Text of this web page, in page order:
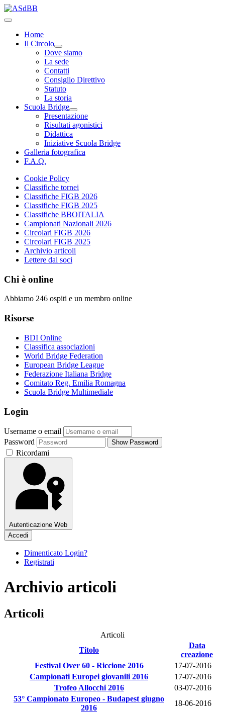
Home
Il Circolo
Dove siamo
La sede
Contatti
Consiglio Direttivo
Statuto
La storia
Scuola Bridge
Presentazione
Risultati agonistici
Didattica
Iniziative Scuola Bridge
Galleria fotografica
F.A.Q.
Cookie Policy
Classifiche tornei
Classifiche FIGB 2026
Classifiche FIGB 2025
Classifiche BBOITALIA
Campionati Nazionali 2026
Circolari FIGB 2026
Circolari FIGB 2025
Archivio articoli
Lettere dai soci
Chi è online
Abbiamo 246 ospiti e un membro online
Risorse
BDI Online
Classifica associazioni
World Bridge Federation
European Bridge League
Federazione Italiana Bridge
Comitato Reg. Emilia Romagna
Scuola Bridge Multimediale
Login
Username o email
Password
Show Password
Ricordami
Autenticazione Web
Accedi
Dimenticato Login?
Registrati
Archivio articoli
Articoli
Articoli
Titolo
Data
creazione
Festival Over 60 - Riccione 2016
17-07-2016
Campionati Europei giovanili 2016
17-07-2016
Trofeo Allocchi 2016
03-07-2016
53° Campionato Europeo - Budapest giugno
2016
18-06-2016